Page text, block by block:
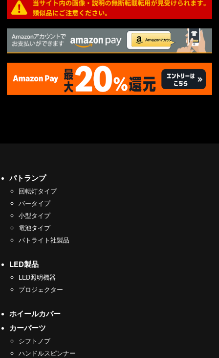
パトランプ
回転灯タイプ
バータイプ
小型タイプ
電池タイプ
パトライト社製品
LED製品
LED照明機器
プロジェクター
ホイールカバー
カーパーツ
シフトノブ
ハンドルスピンナー